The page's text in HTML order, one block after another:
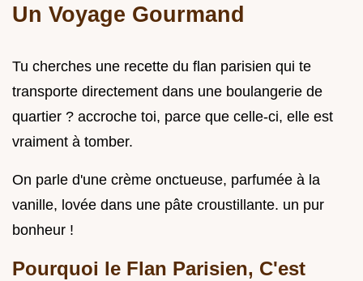
Un Voyage Gourmand
Tu cherches une recette du flan parisien qui te
transporte directement dans une boulangerie de
quartier ? accroche toi, parce que celle-ci, elle est
vraiment à tomber.
On parle d'une crème onctueuse, parfumée à la
vanille, lovée dans une pâte croustillante. un pur
bonheur !
Pourquoi le Flan Parisien, C'est